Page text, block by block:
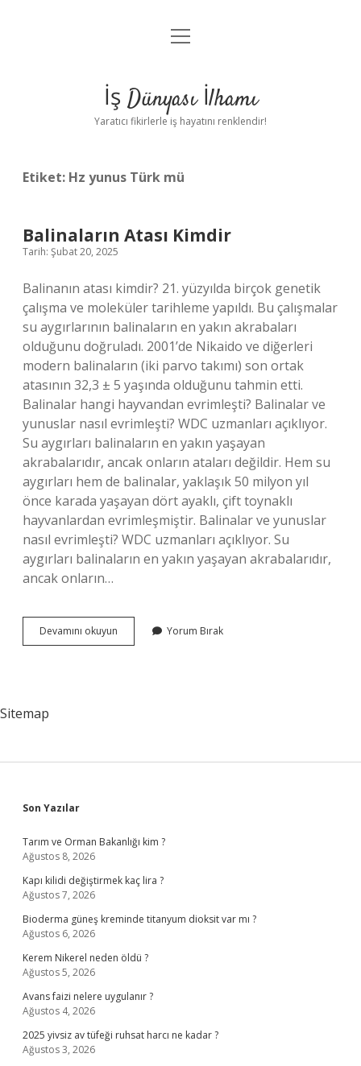
Anasayfa
Yasal Uyarı
menüyü
İş Dünyası İlhamı
Yaratıcı fikirlerle iş hayatını renklendir!
Etiket: Hz yunus Türk mü
Balinaların Atası Kimdir
Tarih: Şubat 20, 2025
Balinanın atası kimdir? 21. yüzyılda birçok genetik
çalışma ve moleküler tarihleme yapıldı. Bu çalışmalar
su aygırlarının balinaların en yakın akrabaları
olduğunu doğruladı. 2001’de Nikaido ve diğerleri
modern balinaların (iki parvo takımı) son ortak
atasının 32,3 ± 5 yaşında olduğunu tahmin etti.
Balinalar hangi hayvandan evrimleşti? Balinalar ve
yunuslar nasıl evrimleşti? WDC uzmanları açıklıyor.
Su aygırları balinaların en yakın yaşayan
akrabalarıdır, ancak onların ataları değildir. Hem su
aygırları hem de balinalar, yaklaşık 50 milyon yıl
önce karada yaşayan dört ayaklı, çift toynaklı
hayvanlardan evrimleşmiştir. Balinalar ve yunuslar
nasıl evrimleşti? WDC uzmanları açıklıyor. Su
aygırları balinaların en yakın yaşayan akrabalarıdır,
ancak onların…
Devamını okuyun Balinaların
Atası
Yorum Bırak
Sitemap
Sidebar
Son Yazılar
Tarım ve Orman Bakanlığı kim ?
Ağustos 8, 2026
Kapı kilidi değiştirmek kaç lira ?
Ağustos 7, 2026
Bioderma güneş kreminde titanyum dioksit var mı ?
Ağustos 6, 2026
Kerem Nikerel neden öldü ?
Ağustos 5, 2026
Avans faizi nelere uygulanır ?
Ağustos 4, 2026
2025 yivsiz av tüfeği ruhsat harcı ne kadar ?
Ağustos 3, 2026